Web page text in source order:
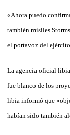
«Ahora puedo
también misiles
el portavoz del
La agencia oficial
fue blanco de los
libia informó que
habían sido también